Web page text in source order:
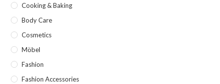
Cooking & Baking
Body Care
Cosmetics
Möbel
Fashion
Fashion Accessories